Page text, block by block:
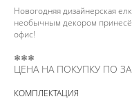
Новогодняя дизайнерская
необычным декором
офис!
❄❄❄
ЦЕНА НА ПОКУПКУ ПО
КОМПЛЕКТАЦИЯ